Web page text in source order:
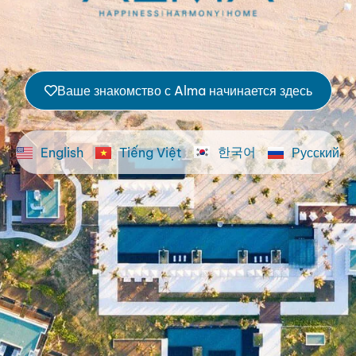
Ваше знакомство с Alma начинается здесь
English Tiếng Việt 한국어 Русский